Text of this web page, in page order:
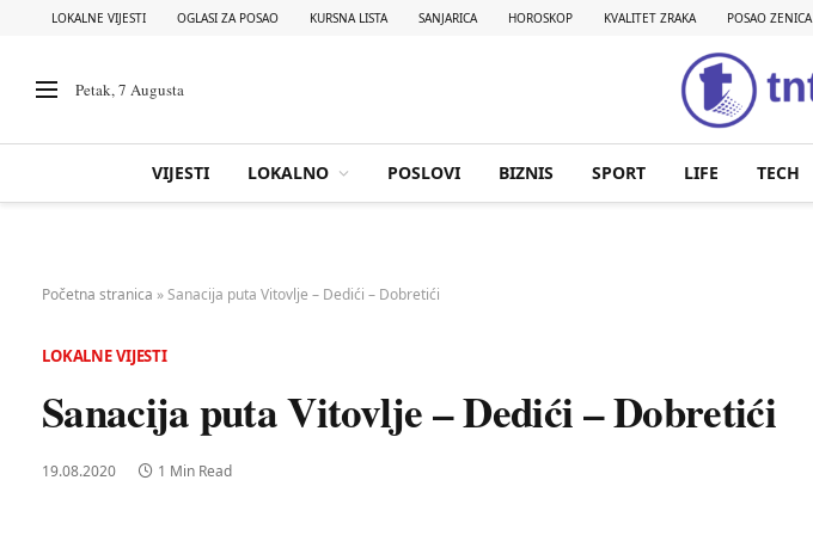
LOKALNE VIJESTI OGLASI ZA POSAO KURSNA LISTA SANJARICA HOROSKOP KVALITET ZRAKA POSAO ZENICA
Petak, 7 Augusta
VIJESTI LOKALNO POSLOVI BIZNIS SPORT LIFE TECH
Početna stranica »Sanacija puta Vitovlje – Dedići – Dobretići
LOKALNE VIJESTI
Sanacija puta Vitovlje – Dedići – Dobretići
19.08.2020 1 Min Read